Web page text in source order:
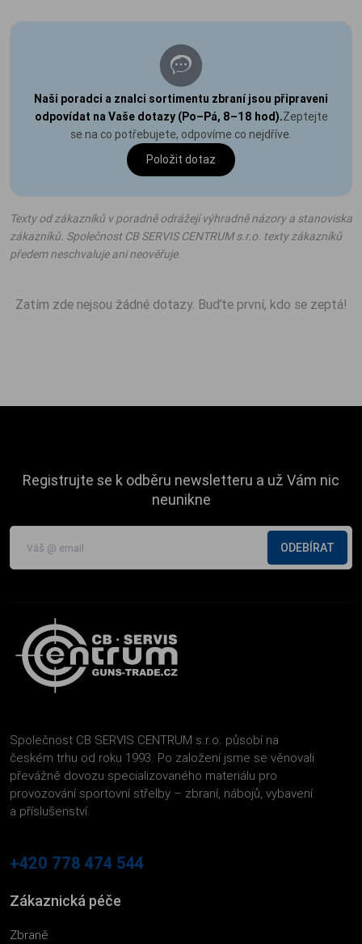
Naši poradci a znalci sortimentu zbraní jsou připraveni
odpovídat na Vaše dotazy (Po–Pá, 8–18 hod).Zeptejte
se na co potřebujete, odpovíme co nejdříve.
Položit dotaz
Texty od zákazníků v poradně odrážejí výhradně názory a stanoviska
zákazníků. Společnost CB SERVIS CENTRUM s.r.o. texty zákazníků
předem neschvaluje ani neověřuje.
Zatím zde nejsou žádné dotazy. Buďte první, kdo se zeptá!
Registrujte se k odběru newsletteru a už Vám nic
neunikne
ODEBÍRAT
Společnost CB SERVIS CENTRUM s.r.o. působí na
českém trhu od roku 1993. Po založení jsme se věnovali
převážně dovozu specializovaného materiálu pro
provozování sportovní střelby – zbraní, nábojů, vybavení
a příslušenství.
+420 778 474 544
Zákaznická péče
Zbraně